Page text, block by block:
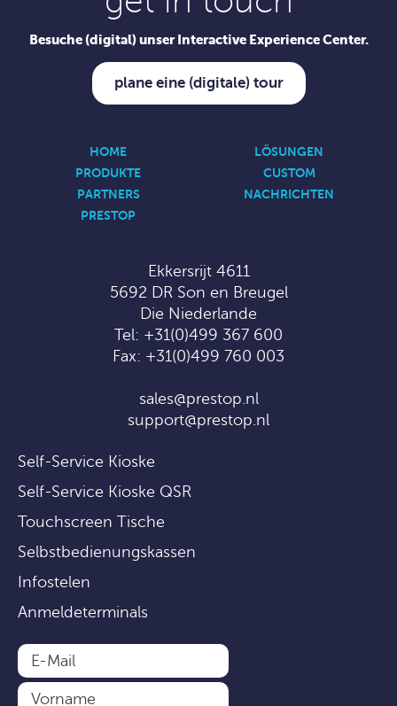
Besuche (digital) unser Interactive Experience Center.
plane eine (digitale) tour
HOME
LÖSUNGEN
PRODUKTE
CUSTOM
PARTNERS
NACHRICHTEN
PRESTOP
Ekkersrijt 4611
5692 DR Son en Breugel
Die Niederlande
Tel: +31(0)499 367 600
Fax: +31(0)499 760 003
sales@prestop.nl
support@prestop.nl
Self-Service Kioske
Self-Service Kioske QSR
Touchscreen Tische
Selbstbedienungskassen
Infostelen
Anmeldeterminals